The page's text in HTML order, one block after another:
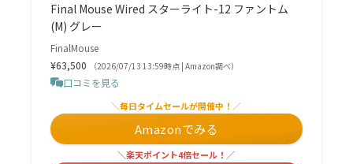
Final Mouse Wired スターライト-12 ファントム
(M) グレー
FinalMouse
¥63,500
（2026/07/13 13:59時点 | Amazon調べ）
口コミを見る
＼毎日タイムセールが開催中！／
Amazonでみる
＼楽天ポイント4倍セール！／